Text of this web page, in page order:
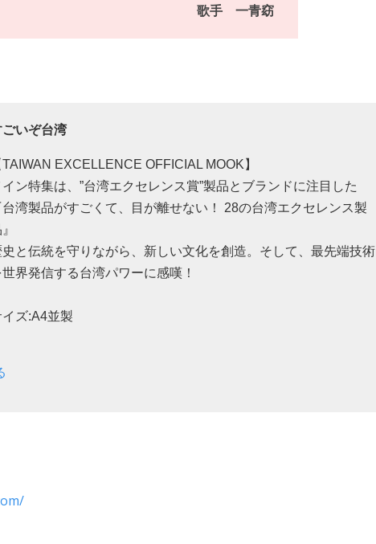
歌手 一青窈
ごいぞ台湾
TAIWAN EXCELLENCE OFFICIAL MOOK】
イン特集は、”台湾エクセレンス賞”製品とブランドに注目した
台湾製品がすごくて、目が離せない！ 28の台湾エクセレンス製
史と伝統を守りながら、新しい文化を創造。そして、最先端技術
世界発信する台湾パワーに感嘆！
イズ:A4並製